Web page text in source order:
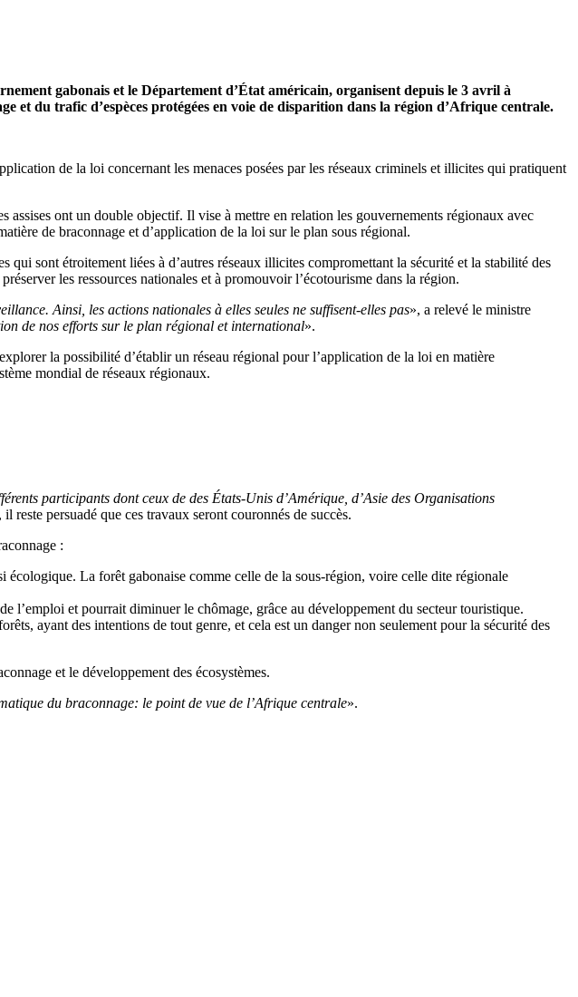
gabonais et le Département d’État américain, organisent depuis le 3 avril à
du trafic d’espèces protégées en voie de disparition dans la région d’Afrique centrale.
de la loi concernant les menaces posées par les réseaux criminels et illicites qui pratiquent
ont un double objectif. Il vise à mettre en relation les gouvernements régionaux avec
de braconnage et d’application de la loi sur le plan sous régional.
sont étroitement liées à d’autres réseaux illicites compromettant la sécurité et la stabilité des
les ressources nationales et à promouvoir l’écotourisme dans la région.
Ainsi, les actions nationales à elles seules ne suffisent-elles pas», a relevé le ministre
de nos efforts sur le plan régional et international».
la possibilité d’établir un réseau régional pour l’application de la loi en matière
mondial de réseaux régionaux.
participants dont ceux de des États-Unis d’Amérique, d’Asie des Organisations
, il reste persuadé que ces travaux seront couronnés de succès.
:
La forêt gabonaise comme celle de la sous-région, voire celle dite régionale
l’emploi et pourrait diminuer le chômage, grâce au développement du secteur touristique.
ayant des intentions de tout genre, et cela est un danger non seulement pour la sécurité des
et le développement des écosystèmes.
du braconnage: le point de vue de l’Afrique centrale».